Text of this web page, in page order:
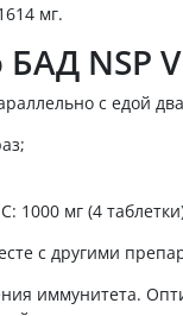
мг.
NSP
с едой
мг (4
с другими
иммунитета.